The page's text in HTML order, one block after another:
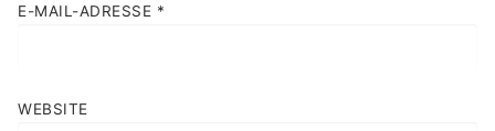
E-MAIL-ADRESSE *
WEBSITE